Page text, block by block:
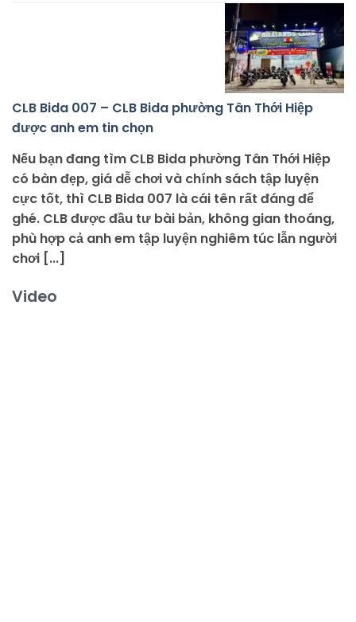
CLB Bida 007 – CLB Bida phường Tân Thới Hiệp
được anh em tin chọn
Nếu bạn đang tìm CLB Bida phường Tân Thới Hiệp
có bàn đẹp, giá dễ chơi và chính sách tập luyện
cực tốt, thì CLB Bida 007 là cái tên rất đáng để
ghé. CLB được đầu tư bài bản, không gian thoáng,
phù hợp cả anh em tập luyện nghiêm túc lẫn người
chơi [...]
Video